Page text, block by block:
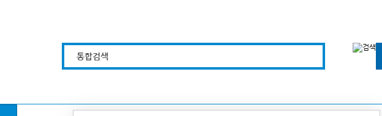
통합검색